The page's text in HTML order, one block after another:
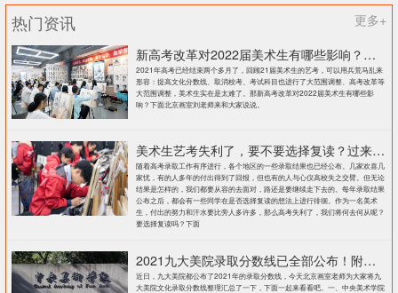
热门资讯
更多+
新高考改革对2022届美术生有哪些影响？北京画室刘老师来和大家说说
2021年高考已经结束两个多月了，回顾21届美术生的艺考，可以用兵荒马乱来
形容：提高文化分数线、取消校考、考试科目也进行了大范围调整、高考改革等
大范围调整，美术生实在是太难了。那新高考改革对2022届美术生有哪些影
响？下面北京画室刘老师来和大家说说。
美术生艺考失利了，要不要选择复读？过来人提出这几点建议
随着高考录取工作有序进行，各个地区的一些录取结果也已经公布。几家欢喜几
家忧，有的人多年的付出得到了回报，但也有的人与心仪高校失之交臂。但无论
结果是怎样的，我们都要从容的去面对，路还是要继续走下去的。每年录取结果
公布之后，都会有一些同学在是否选择复读的想法上进行徘徊。作为一名美术
生，付出的努力和汗水要比旁人多许多，那么高考失利了，我们将何去何从呢？
要选择复读吗？下面
2021九大美院录取分数线已全部公布！附各大院校录取分数线汇总！
近日，九大美院都公布了2021年的录取分数线，今天北京画室老师为大家将九
大美院文化录取分数线整理汇总了一下，下面一起来看看吧。一、中央美术学院